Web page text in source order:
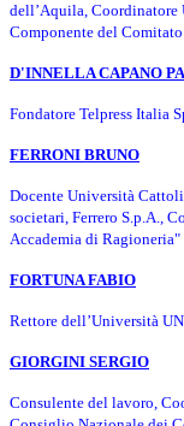
dell’Aquila, Coordinatore
Componente del
D'INNELLA CAPANO
Fondatore Telpress Italia
FERRONI BRUNO
Docente Università
societari, Ferrero S.p.A.,
Accademia di Ragioneria"
FORTUNA FABIO
Rettore dell’Università
GIORGINI SERGIO
Consulente del lavoro,